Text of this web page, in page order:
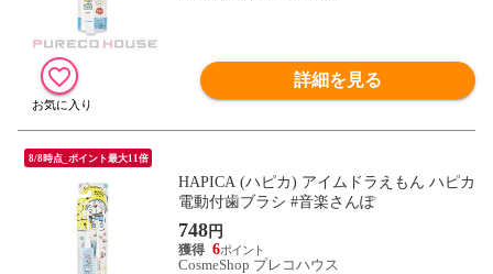
詳細を見る
8/8時点_ポイント最大11倍
HAPICA (ハピカ) アイムドラえもん ハピカ
電動付歯ブラシ #音楽さんぽ
748円
6
CosmeShop プレコハウス